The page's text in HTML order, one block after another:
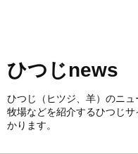
ひつじnews
ひつじ（ヒツジ、羊）のニュ
牧場などを紹介するひつじ
かります。